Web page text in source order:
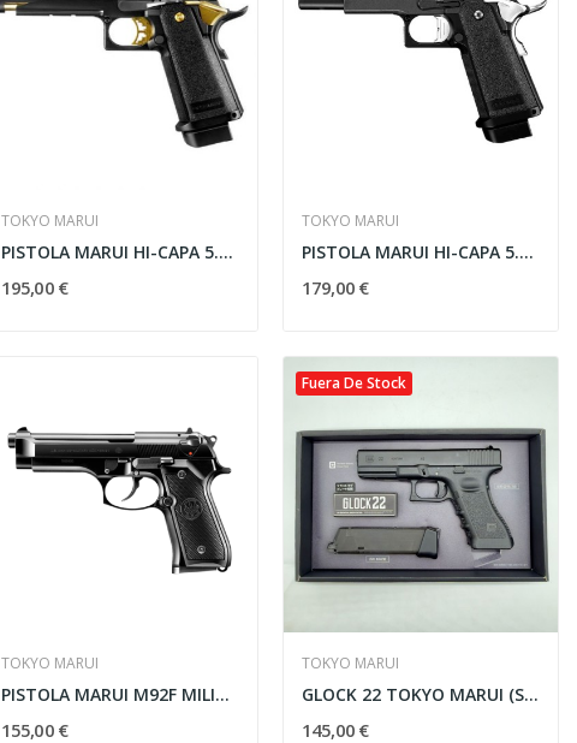
TOKYO MARUI
PISTOLA MARUI HI-CAPA 5.1 GOLD GAS NEGRA-DORADA
195,00 €
TOKYO MARUI
PISTOLA MARUI HI-CAPA 5.1 D.O.R GAS NEGRA
179,00 €
TOKYO MARUI
PISTOLA MARUI M92F MILITARY GAS NEGRA
155,00 €
Fuera De Stock
TOKYO MARUI
GLOCK 22 TOKYO MARUI (SEMI NUEVA)
145,00 €